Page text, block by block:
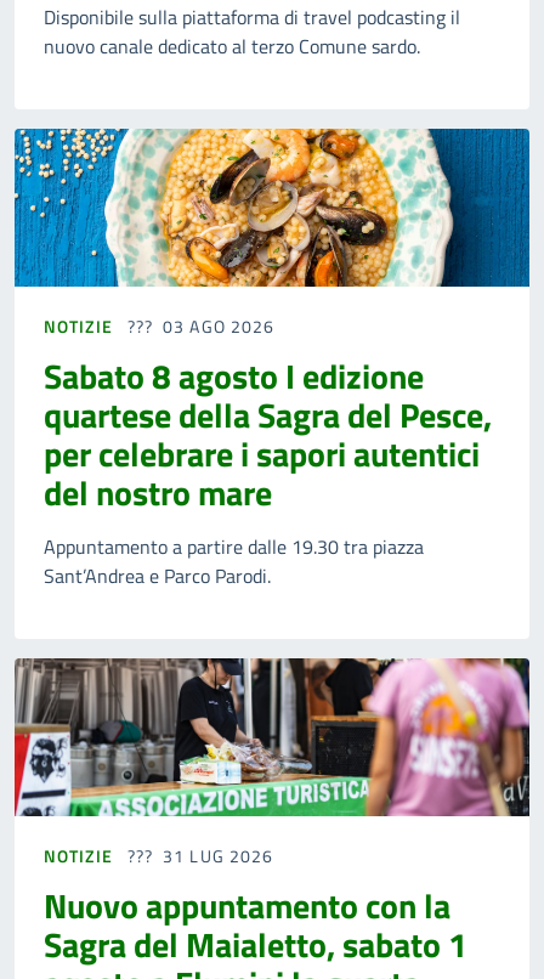
Disponibile sulla piattaforma di travel podcasting il
nuovo canale dedicato al terzo Comune sardo.
NOTIZIE 03 AGO 2026
Sabato 8 agosto I edizione
quartese della Sagra del Pesce,
per celebrare i sapori autentici
del nostro mare
Appuntamento a partire dalle 19.30 tra piazza
Sant’Andrea e Parco Parodi.
NOTIZIE 31 LUG 2026
Nuovo appuntamento con la
Sagra del Maialetto, sabato 1